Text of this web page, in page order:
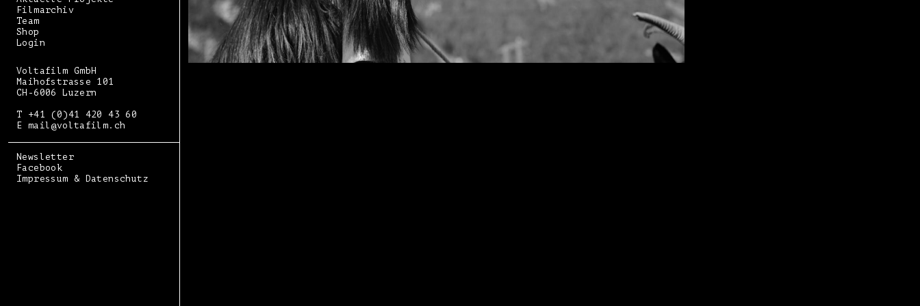
Filmarchiv
Team
Shop
Login
Voltafilm GmbH
Maihofstrasse 101
CH-6006 Luzern
T +41 (0)41 420 43 60
E mail@voltafilm.ch
Newsletter
Facebook
Impressum & Datenschutz